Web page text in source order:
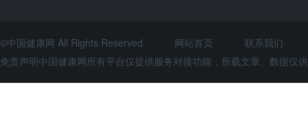
©中国健康网 All Rights Reserved 网站首页
联系我们
免责声明中国健康网所有平台仅提供服务对接功能，所载文章、数据